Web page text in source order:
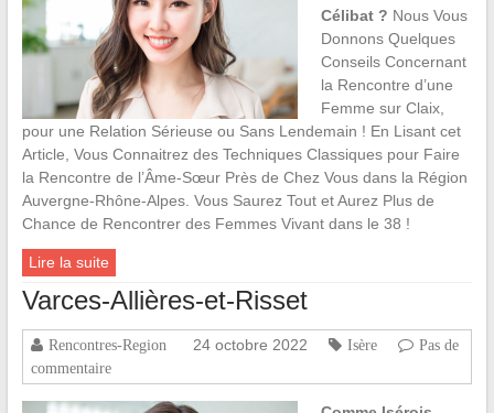
Célibat ? Nous Vous
Donnons Quelques
Conseils Concernant
la Rencontre d’une
Femme sur Claix,
pour une Relation Sérieuse ou Sans Lendemain ! En Lisant cet
Article, Vous Connaitrez des Techniques Classiques pour Faire
la Rencontre de l’Âme-Sœur Près de Chez Vous dans la Région
Auvergne-Rhône-Alpes. Vous Saurez Tout et Aurez Plus de
Chance de Rencontrer des Femmes Vivant dans le 38 !
Lire la suite
Varces-Allières-et-Risset
Rencontres-Region 24 octobre 2022 Isère
Pas de
commentaire